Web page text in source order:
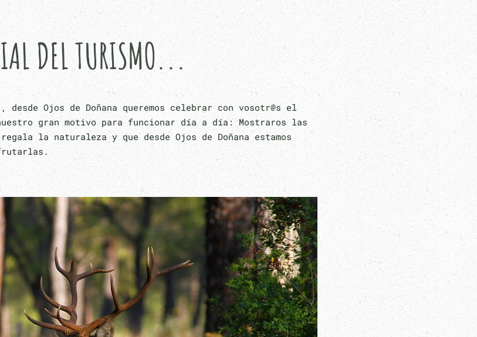
DEL TURISMO...
desde Ojos de Doñana queremos celebrar con vosotr@s el
gran motivo para funcionar día a día: Mostraros las
la naturaleza y que desde Ojos de Doñana estamos